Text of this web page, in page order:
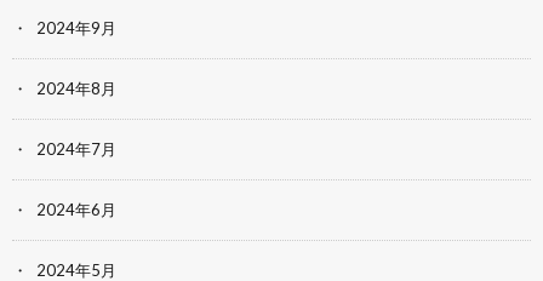
2024年9月
2024年8月
2024年7月
2024年6月
2024年5月